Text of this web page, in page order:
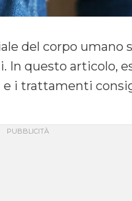
del corpo umano
questo articolo,
i trattamenti